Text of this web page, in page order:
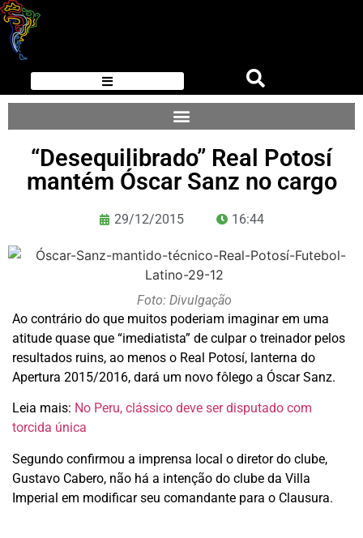
“Desequilibrado” Real Potosí
mantém Óscar Sanz no cargo
29/12/2015 16:44
Foto: Divulgação
Ao contrário do que muitos poderiam imaginar em uma
atitude quase que “imediatista” de culpar o treinador pelos
resultados ruins, ao menos o Real Potosí, lanterna do
Apertura 2015/2016, dará um novo fôlego a Óscar Sanz.
Leia mais: No Peru, clássico deve ser disputado com
torcida única
Segundo confirmou a imprensa local o diretor do clube,
Gustavo Cabero, não há a intenção do clube da Villa
Imperial em modificar seu comandante para o Clausura.